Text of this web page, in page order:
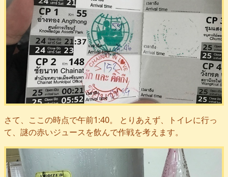
さて、ここの時点で午前1:40。 とりあえず、トイレに行っ
て、謎の赤いジュースを飲んで作戦を考えます。